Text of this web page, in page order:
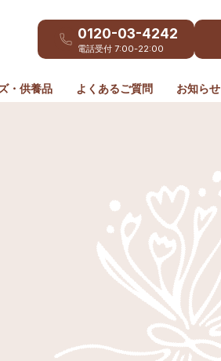
0120-03-4242
電話受付 7:00-22:00
・供養品 よくあるご質問 お知らせ